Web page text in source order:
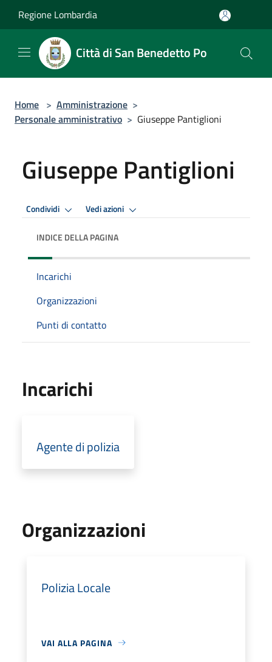
Regione Lombardia
Città di San Benedetto Po
Home > Amministrazione >
Personale amministrativo > Giuseppe Pantiglioni
Giuseppe Pantiglioni
Condividi Vedi azioni
INDICE DELLA PAGINA
Incarichi
Organizzazioni
Punti di contatto
Incarichi
Agente di polizia
Organizzazioni
Polizia Locale
VAI ALLA PAGINA